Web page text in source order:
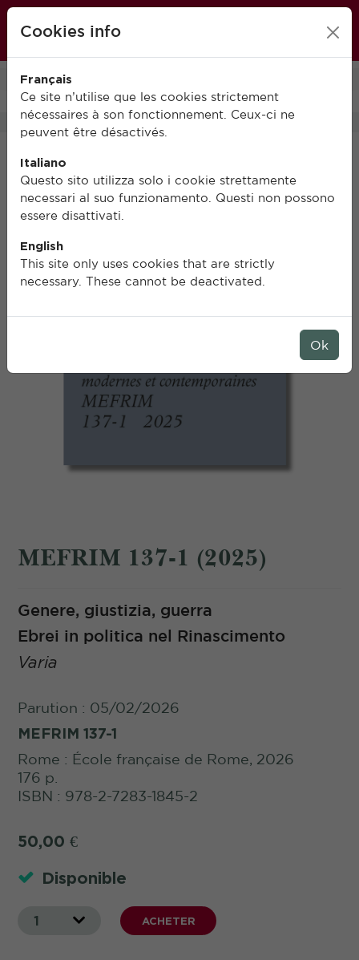
MEFRIM 137-1 (2025)
Genere, giustizia, guerra
Ebrei in politica nel Rinascimento
Varia
Parution : 05/02/2026
MEFRIM 137-1
Rome : École française de Rome, 2026
176 p.
ISBN : 978-2-7283-1845-2
50,00 €
Disponible
1 ACHETER
Cookies info
Français
Ce site n’utilise que les cookies strictement
nécessaires à son fonctionnement. Ceux-ci ne
peuvent être désactivés.
Italiano
Questo sito utilizza solo i cookie strettamente
necessari al suo funzionamento. Questi non possono
essere disattivati.
English
This site only uses cookies that are strictly
necessary. These cannot be deactivated.
Ok